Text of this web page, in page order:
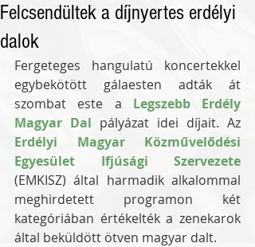
Felcsendültek a díjnyertes erdélyi
dalok
Fergeteges hangulatú koncertekkel
egybekötött gálaesten adták át
szombat este a Legszebb Erdély
Magyar Dal
Erdélyi Magyar Közművelődési
Egyesület Ifjúsági Szervezete
(EMKISZ) által harmadik alkalommal
meghirdetett programon két
kategóriában értékelték a zenekarok
által beküldött ötven magyar dalt.